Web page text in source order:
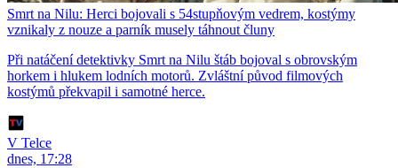
Smrt na Nilu: Herci bojovali s 54stupňovým vedrem, kostýmy
vznikaly z nouze a parník musely táhnout čluny
Při natáčení detektivky Smrt na Nilu štáb bojoval s obrovským
horkem i hlukem lodních motorů. Zvláštní původ filmových
kostýmů překvapil i samotné herce.
V Telce
dnes, 17:28